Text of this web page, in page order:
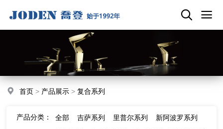
首页 > 产品展示 >复合系列
产品分类： 全部 吉萨系列 里普尔系列
新阿波罗系列